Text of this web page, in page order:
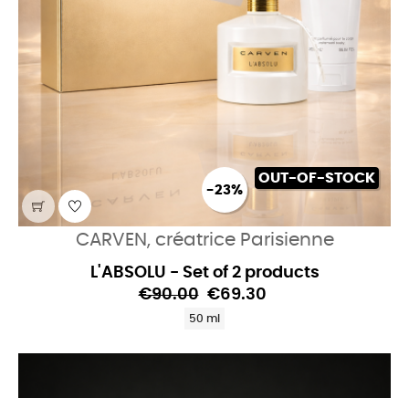
-23%
OUT-OF-STOCK
CARVEN, créatrice Parisienne
L'ABSOLU - Set of 2 products
€90.00 €69.30
50 ml